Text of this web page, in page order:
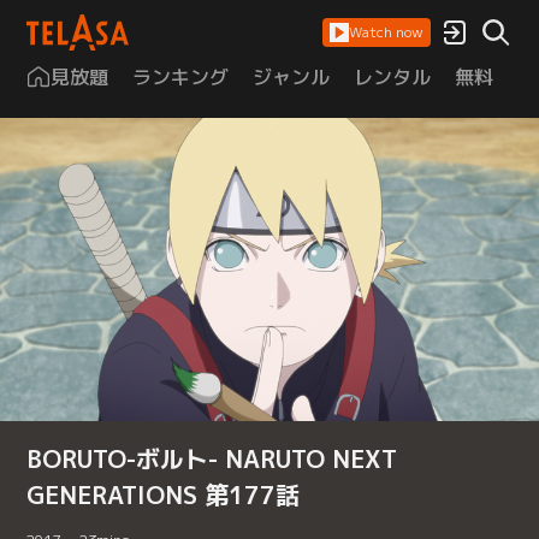
Watch now
見放題 ランキング ジャンル レンタル 無料
BORUTO-ボルト- NARUTO NEXT
GENERATIONS 第177話